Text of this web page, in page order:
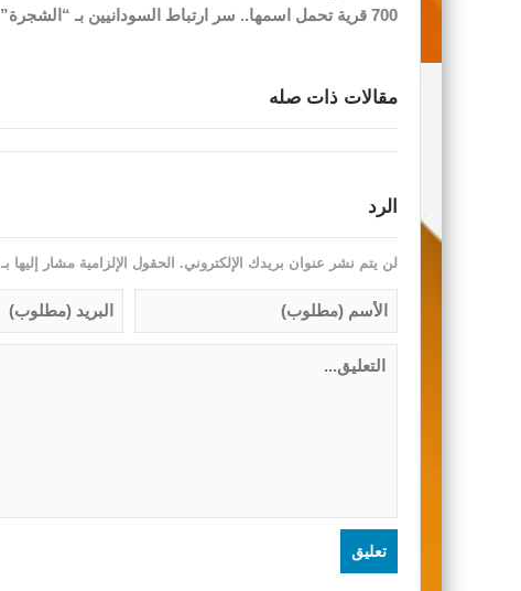
700 قرية تحمل اسمها.. سر ارتباط السودانيين بـ “الشجرة”
مقالات ذات صله
الرد
لن يتم نشر عنوان بريدك الإلكتروني. الحقول الإلزامية مشار إليها بـ